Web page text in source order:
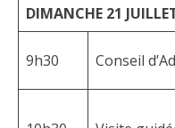
DIMANCHE 21
9h30 Conseil